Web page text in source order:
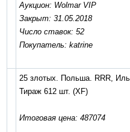
Аукцион: Wolmar VIP
Закрыт: 31.05.2018
Число ставок: 52
Покупатель: katrine
25 злотых. Польша. RRR,
Тираж 612 шт. (XF)
Итоговая цена: 487074